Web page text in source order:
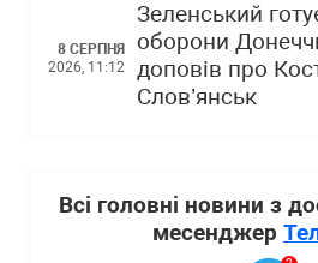
8 СЕРПНЯ
2026, 11:12
Зеленський
оборони
доповів про
Слов’янськ
Всі головні новини з
месенджер